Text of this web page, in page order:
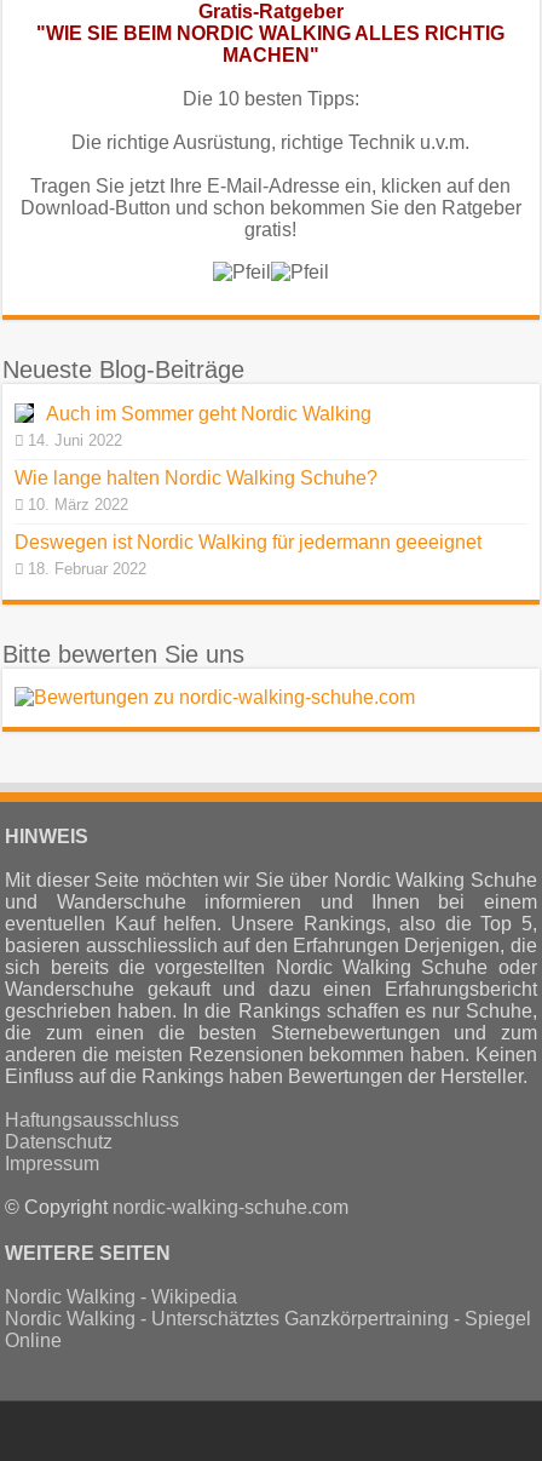
Gratis-Ratgeber
"WIE SIE BEIM NORDIC WALKING ALLES RICHTIG
MACHEN"
Die 10 besten Tipps:
Die richtige Ausrüstung, richtige Technik u.v.m.
Tragen Sie jetzt Ihre E-Mail-Adresse ein, klicken auf den
Download-Button und schon bekommen Sie den Ratgeber
gratis!
Neueste Blog-Beiträge
Auch im Sommer geht Nordic Walking
14. Juni 2022
Wie lange halten Nordic Walking Schuhe?
10. März 2022
Deswegen ist Nordic Walking für jedermann geeeignet
18. Februar 2022
Bitte bewerten Sie uns
HINWEIS
Mit dieser Seite möchten wir Sie über Nordic Walking Schuhe
und Wanderschuhe informieren und Ihnen bei einem
eventuellen Kauf helfen. Unsere Rankings, also die Top 5,
basieren ausschliesslich auf den Erfahrungen Derjenigen, die
sich bereits die vorgestellten Nordic Walking Schuhe oder
Wanderschuhe gekauft und dazu einen Erfahrungsbericht
geschrieben haben. In die Rankings schaffen es nur Schuhe,
die zum einen die besten Sternebewertungen und zum
anderen die meisten Rezensionen bekommen haben. Keinen
Einfluss auf die Rankings haben Bewertungen der Hersteller.
Haftungsausschluss
Datenschutz
Impressum
© Copyright nordic-walking-schuhe.com
WEITERE SEITEN
Nordic Walking - Wikipedia
Nordic Walking - Unterschätztes Ganzkörpertraining - Spiegel
Online